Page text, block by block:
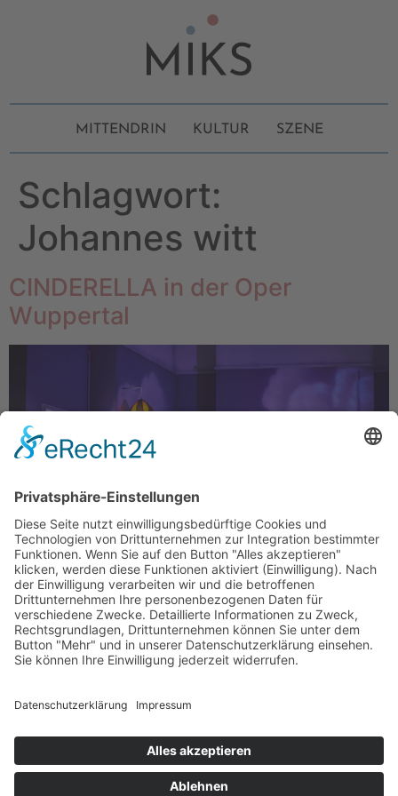
MITTENDRIN KULTUR SZENE
Schlagwort:
Johannes witt
CINDERELLA in der Oper
Wuppertal
CINDERELLA in Wuppertal (Foto: Björn Hickmann)
Wuppertaler coming of age im Märchengewand. So
oder ähnlich lässt sich die CINDERELLA der
Fassung von Rodgers und Hammerstein schon mehrere
Christian Thausing gelungen, das Stück in die Jetztzeit
zu transferieren. ELLA ist eine junge […]